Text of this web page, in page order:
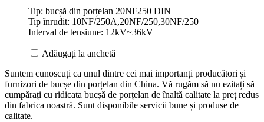
Tip: bucșă din porțelan 20NF250 DIN
Tip înrudit: 10NF/250A,20NF/250,30NF/250
Interval de tensiune: 12kV~36kV
Adăugați la anchetă
Suntem cunoscuți ca unul dintre cei mai importanți producători și
furnizori de bucșe din porțelan din China. Vă rugăm să nu ezitați să
cumpărați cu ridicata bucșă de porțelan de înaltă calitate la preț redus
din fabrica noastră. Sunt disponibile servicii bune și produse de
calitate.